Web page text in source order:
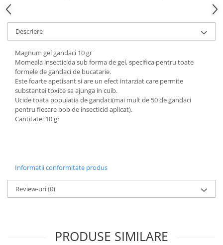
Descriere
Magnum gel gandaci 10 gr
Momeala insecticida sub forma de gel, specifica pentru toate
formele de gandaci de bucatarie.
Este foarte apetisant si are un efect intarziat care permite
substantei toxice sa ajunga in cuib.
Ucide toata populatia de gandaci(mai mult de 50 de gandaci
pentru fiecare bob de insecticid aplicat).
Cantitate: 10 gr
Informatii conformitate produs
Review-uri(0)
PRODUSE SIMILARE